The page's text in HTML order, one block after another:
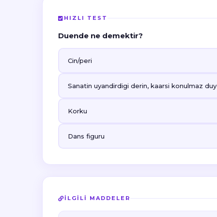
HIZLI TEST
Duende ne demektir?
Cin/peri
Sanatin uyandirdigi derin, kaarsi konulmaz
Korku
Dans figuru
İLGILI MADDELER